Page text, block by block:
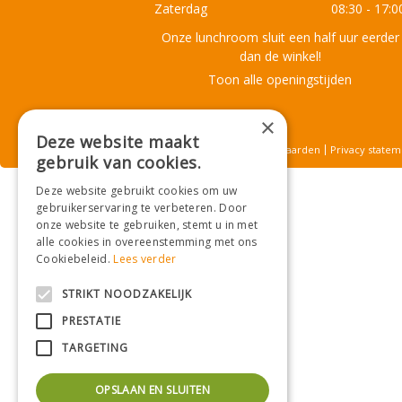
Zaterdag
08:30 -
Onze lunchroom sluit een half uur eerder
dan de winkel!
Toon alle openingstijden
© Tuincentrum De Mooij Algemene voorwaarden Privacy
×
Deze website maakt
gebruik van cookies.
Deze website gebruikt cookies om uw
gebruikerservaring te verbeteren. Door
onze website te gebruiken, stemt u in met
alle cookies in overeenstemming met ons
Cookiebeleid.Lees verder
STRIKT NOODZAKELIJK
PRESTATIE
TARGETING
OPSLAAN EN SLUITEN